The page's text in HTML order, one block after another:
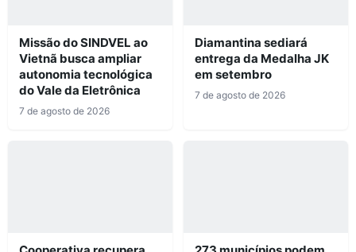
Missão do SINDVEL ao
Vietnã busca ampliar
autonomia tecnológica
do Vale da Eletrônica
7 de agosto de 2026
Diamantina sediará
entrega da Medalha JK
em setembro
7 de agosto de 2026